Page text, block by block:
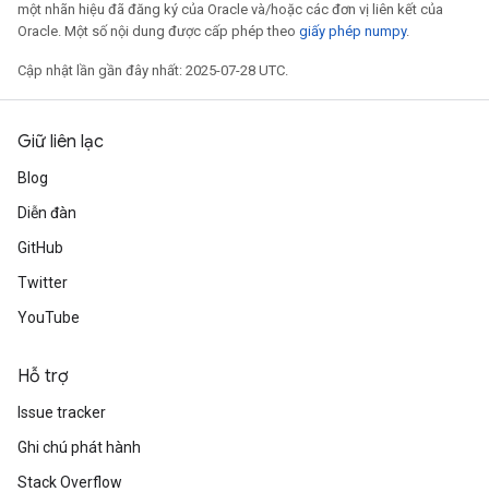
một nhãn hiệu đã đăng ký của Oracle và/hoặc các đơn vị liên kết của
Oracle. Một số nội dung được cấp phép theo giấy phép numpy.
Cập nhật lần gần đây nhất: 2025-07-28 UTC.
Giữ liên lạc
Blog
Diễn đàn
GitHub
Twitter
YouTube
Hỗ trợ
Issue tracker
Ghi chú phát hành
Stack Overflow